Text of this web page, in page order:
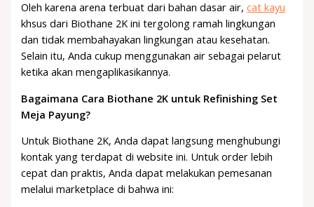
Oleh karena arena terbuat dari bahan dasar air,cat kayu
khsus dari Biothane 2K ini tergolong ramah lingkungan
dan tidak membahayakan lingkungan atau kesehatan.
Selain itu, Anda cukup menggunakan air sebagai pelarut
ketika akan mengaplikasikannya.
Bagaimana Cara Biothane 2K untuk Refinishing Set
Meja Payung?
Untuk Biothane 2K, Anda dapat langsung menghubungi
kontak yang terdapat di website ini. Untuk order lebih
cepat dan praktis, Anda dapat melakukan pemesanan
melalui marketplace di bahwa ini: